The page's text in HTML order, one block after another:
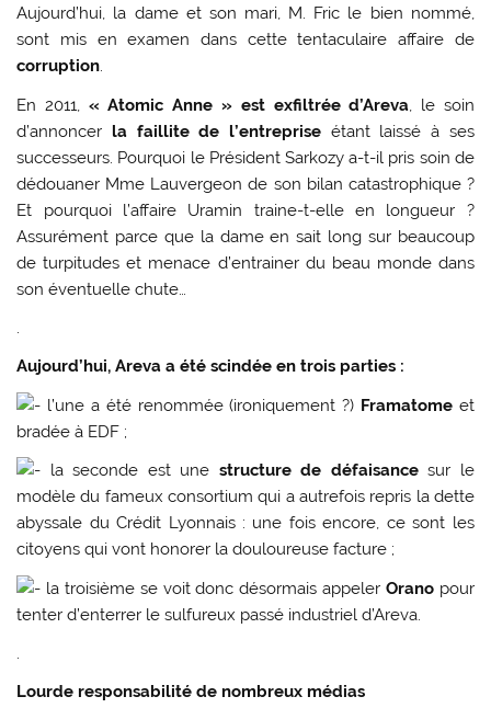
Aujourd’hui, la dame et son mari, M. Fric le bien nommé,
sont mis en examen dans cette tentaculaire affaire de
corruption.
En 2011, « Atomic Anne » est exfiltrée d’Areva , le soin
d’annoncer la faillite de l’entreprise étant laissé à ses
successeurs. Pourquoi le Président Sarkozy a-t-il pris soin de
dédouaner Mme Lauvergeon de son bilan catastrophique ?
Et pourquoi l’affaire Uramin traine-t-elle en longueur ?
Assurément parce que la dame en sait long sur beaucoup
de turpitudes et menace d’entrainer du beau monde dans
son éventuelle chute…
.
Aujourd’hui, Areva a été scindée en trois parties :
l’une a été renommée (ironiquement ?) Framatomeet
bradée à EDF ;
la seconde est une structure de défaisancesur le
modèle du fameux consortium qui a autrefois repris la dette
abyssale du Crédit Lyonnais : une fois encore, ce sont les
citoyens qui vont honorer la douloureuse facture ;
la troisième se voit donc désormais appeler Oranopour
tenter d’enterrer le sulfureux passé industriel d’Areva.
.
Lourde responsabilité de nombreux médias